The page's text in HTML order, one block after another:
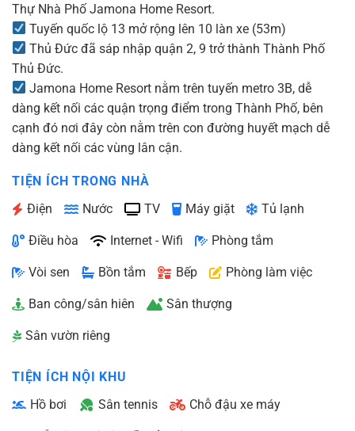
Thự Nhà Phố Jamona Home Resort.
Tuyến quốc lộ 13 mở rộng lên 10 làn xe (53m)
Thủ Đức đã sáp nhập quận 2, 9 trở thành Thành Phố
Thủ Đức.
Jamona Home Resort nằm trên tuyến metro 3B, dễ
dàng kết nối các quận trọng điểm trong Thành Phố, bên
cạnh đó nơi đây còn nằm trên con đường huyết mạch dễ
dàng kết nối các vùng lân cận.
TIỆN ÍCH TRONG NHÀ
Điện
Nước TV Máy giặt Tủ lạnh
Điều hòa Internet - Wifi Phòng tắm
Vòi sen Bồn tắm Bếp Phòng làm việc
Ban công/sân hiên Sân thượng
Sân vườn riêng
TIỆN ÍCH NỘI KHU
Hồ bơi
Sân tennis Chỗ đậu xe máy